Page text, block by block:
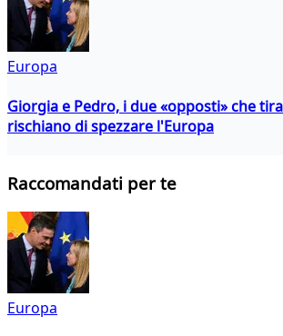
Europa
Giorgia e Pedro, i due «opposti» che
rischiano di spezzare l'Europa
Raccomandati per te
Europa